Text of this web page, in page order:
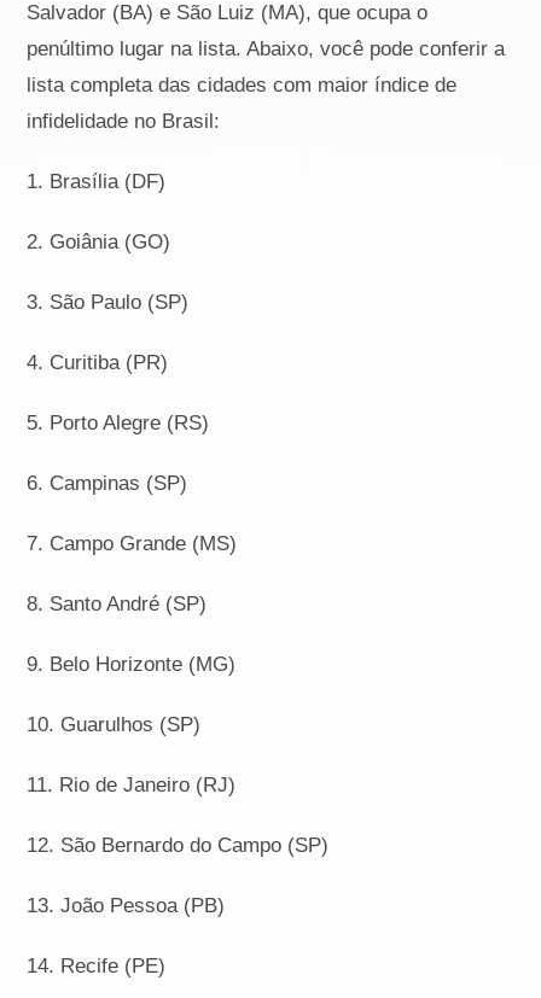
Salvador (BA) e São Luiz (MA), que ocupa o
penúltimo lugar na lista. Abaixo, você pode conferir a
lista completa das cidades com maior índice de
infidelidade no Brasil:
1. Brasília (DF)
2. Goiânia (GO)
3. São Paulo (SP)
4. Curitiba (PR)
5. Porto Alegre (RS)
6. Campinas (SP)
7. Campo Grande (MS)
8. Santo André (SP)
9. Belo Horizonte (MG)
10. Guarulhos (SP)
11. Rio de Janeiro (RJ)
12. São Bernardo do Campo (SP)
13. João Pessoa (PB)
14. Recife (PE)